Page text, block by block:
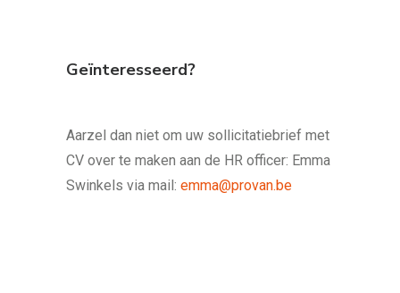
Geïnteresseerd?
Aarzel dan niet om uw sollicitatiebrief met
CV over te maken aan de HR officer: Emma
Swinkels via mail: emma@provan.be